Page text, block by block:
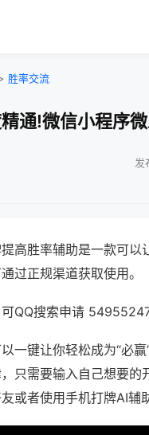
胜率交流
通!微信小程序
发
高胜率辅助是一款可以
过正规渠道获取使用。
QQ搜索申请
一键让你轻松成为“必
只需要输入自己想要
或者使用手机打牌AI辅